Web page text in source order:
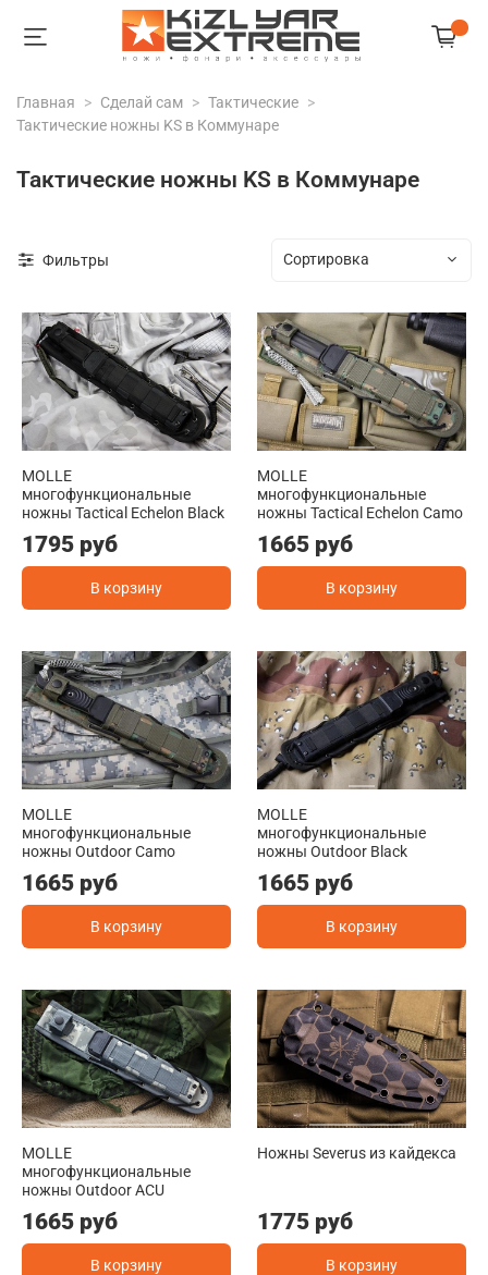
Главная Сделай сам
Тактические
Тактические ножны KS в Коммунаре
Тактические ножны KS в Коммунаре
Фильтры
MOLLE
многофункциональные
ножны Tactical Echelon Black
1795 руб
В корзину
MOLLE
многофункциональные
ножны Tactical Echelon Camo
1665 руб
В корзину
MOLLE
многофункциональные
ножны Outdoor Camo
1665 руб
В корзину
MOLLE
многофункциональные
ножны Outdoor Black
1665 руб
В корзину
MOLLE
многофункциональные
ножны Outdoor ACU
1665 руб
В корзину
Ножны Severus из кайдекса
1775 руб
В корзину